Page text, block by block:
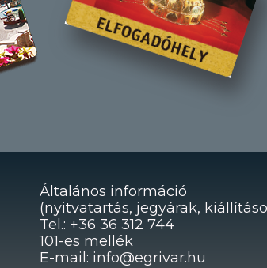
Általános információ
(nyitvatartás, jegyárak,
Tel.: +36 36 312 744
101-es mellék
E-mail: info@egrivar.hu